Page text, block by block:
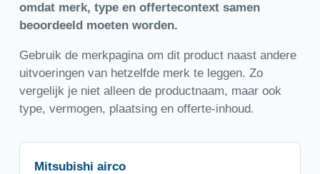
omdat merk, type en offertecontext samen
beoordeeld moeten worden.
Gebruik de merkpagina om dit product naast andere
uitvoeringen van hetzelfde merk te leggen. Zo
vergelijk je niet alleen de productnaam, maar ook
type, vermogen, plaatsing en offerte-inhoud.
Mitsubishi airco